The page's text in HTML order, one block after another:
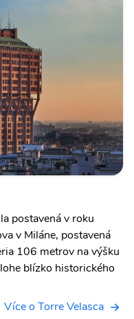
postavená v roku
v Miláne, postavená
106 metrov na výšku
blízko historického
Více o Torre Velasca